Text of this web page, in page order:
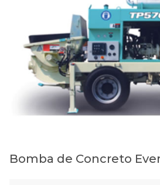
Bomba de Concreto